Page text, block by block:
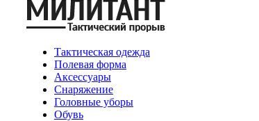
Тактическая одежда
Полевая форма
Аксессуары
Снаряжение
Головные уборы
Обувь